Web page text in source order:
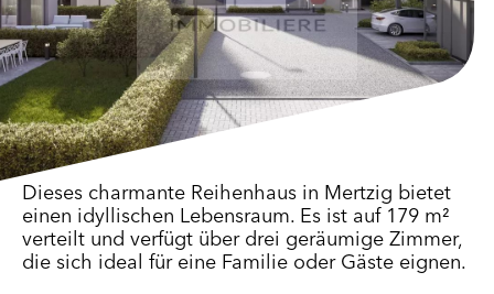
Dieses charmante Reihenhaus in Mertzig bietet
einen idyllischen Lebensraum. Es ist auf 179 m²
verteilt und verfügt über drei geräumige Zimmer,
die sich ideal für eine Familie oder Gäste eignen.